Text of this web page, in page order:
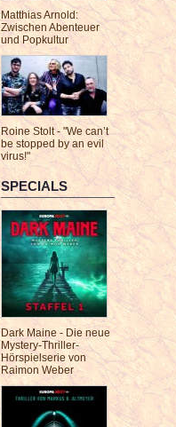
Matthias Arnold:
Zwischen Abenteuer
und Popkultur
Roine Stolt - "We can’t
be stopped by an evil
virus!"
SPECIALS
Dark Maine - Die neue
Mystery-Thriller-
Hörspielserie von
Raimon Weber